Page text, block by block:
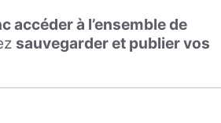
accéder à l’ensemble de
sauvegarder et publier vos